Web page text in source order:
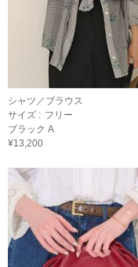
シャツ／ブラウス
サイズ : フリー
ブラック A
¥13,200